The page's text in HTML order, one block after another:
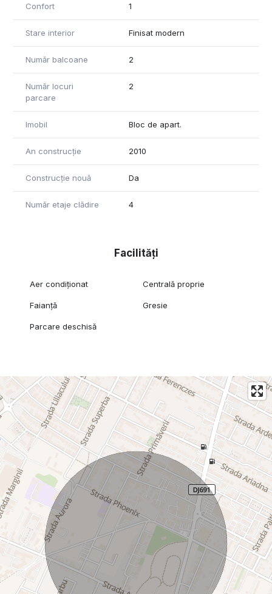
Confort 1
Stare interior Finisat modern
Număr balcoane 2
Număr locuri
parcare
2
Imobil Bloc de apart.
An construcție 2010
Construcție nouă Da
Număr etaje clădire 4
Facilități
Aer condiționat Centrală proprie
Faianță Gresie
Parcare deschisă